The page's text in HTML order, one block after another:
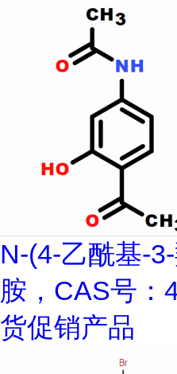
N-(4-乙酰基-
胺，CAS号：
货促销产品